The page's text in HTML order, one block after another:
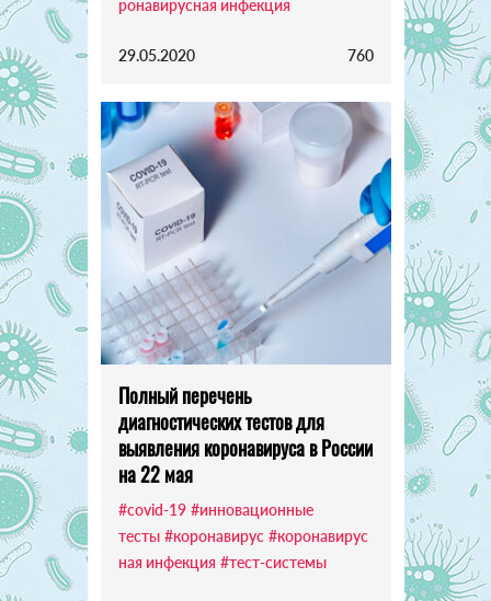
ронавирусная инфекция
29.05.2020 760
Полный перечень
диагностических тестов для
выявления коронавируса в России
на 22 мая
#covid-19 #инновационные
тесты #коронавирус #коронавирус
ная инфекция #тест-системы